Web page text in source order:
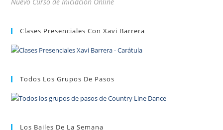
Clases Presenciales Con Xavi Barrera
Todos Los Grupos De Pasos
Los Bailes De La Semana